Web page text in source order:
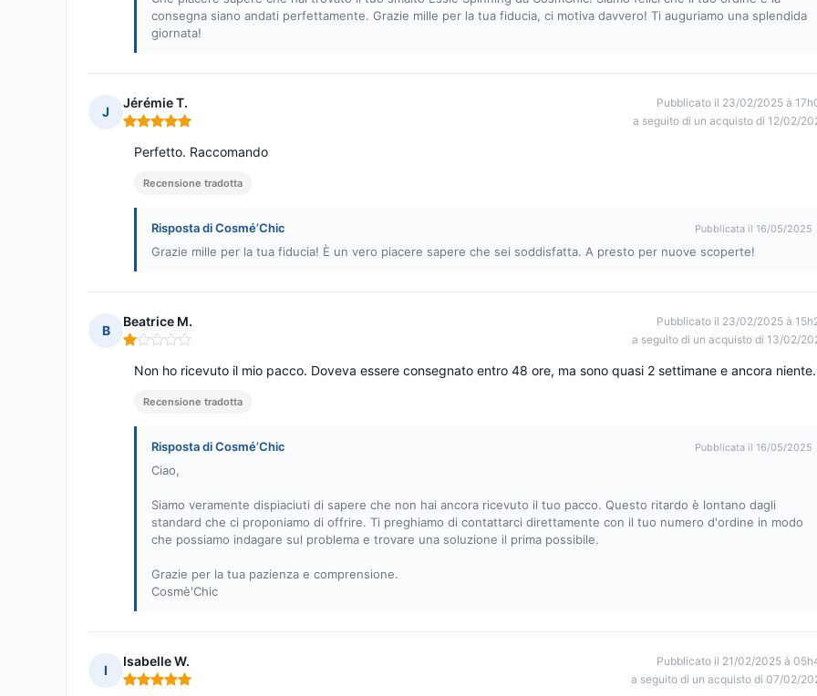
consegna siano andati perfettamente. Grazie mille per la tua fiducia, ci motiva davvero! Ti auguriamo una splendida
giornata!
J
Jérémie T.
Nota: 5 su 5
Pubblicato il 23/02/2025 à
a seguito di un acquisto di 12/02/
Perfetto. Raccomando
Recensione tradotta
Risposta di Cosmé’Chic Pubblicata il 16/05/2025
Grazie mille per la tua fiducia! È un vero piacere sapere che sei soddisfatta. A presto per nuove scoperte!
B
Beatrice M.
Nota: 1 su 5
Pubblicato il 23/02/2025 à
a seguito di un acquisto di 13/02/
Non ho ricevuto il mio pacco. Doveva essere consegnato entro 48 ore, ma sono quasi 2 settimane e ancora niente.
Recensione tradotta
Risposta di Cosmé’Chic Pubblicata il 16/05/2025
Ciao,
Siamo veramente dispiaciuti di sapere che non hai ancora ricevuto il tuo pacco. Questo ritardo è lontano dagli
standard che ci proponiamo di offrire. Ti preghiamo di contattarci direttamente con il tuo numero d'ordine in modo
che possiamo indagare sul problema e trovare una soluzione il prima possibile.
Grazie per la tua pazienza e comprensione.
Cosmè'Chic
I
Isabelle W.
Nota: 5 su 5
Pubblicato il 21/02/2025 à
a seguito di un acquisto di 07/02/